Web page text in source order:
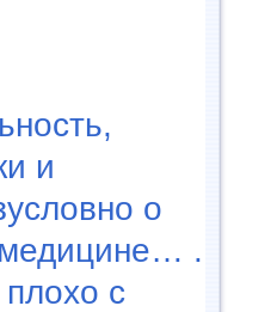
и
о
.
плохо с